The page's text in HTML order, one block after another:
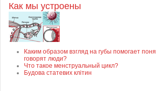
Как мы устроены
Каким образом взгляд на губы помогает
говорят люди?
Что такое менструальный цикл?
Будова статевих клітин